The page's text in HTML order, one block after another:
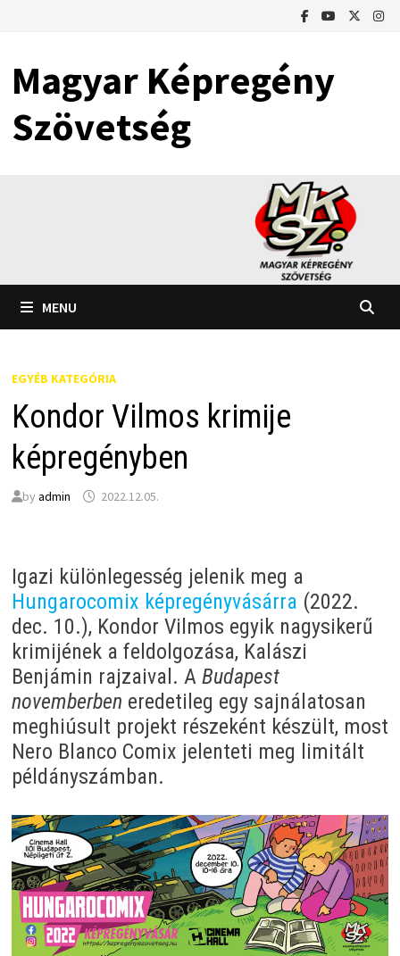
Magyar Képregény
Szövetség
MENU
EGYÉB KATEGÓRIA
Kondor Vilmos krimije
képregényben
by admin 2022.12.05.
Igazi különlegesség jelenik meg a
Hungarocomix képregényvásárra (2022.
dec. 10.), Kondor Vilmos egyik nagysikerű
krimijének a feldolgozása, Kalászi
Benjámin rajzaival. A Budapest
novemberben eredetileg egy sajnálatosan
meghiúsult projekt részeként készült, most
Nero Blanco Comix jelenteti meg limitált
példányszámban.